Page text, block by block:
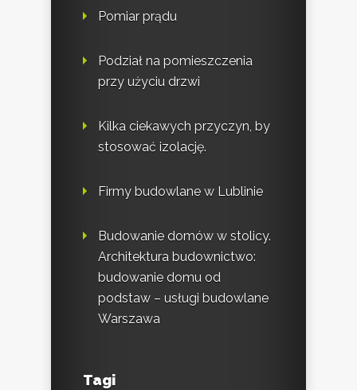
Pomiar prądu
Podział na pomieszczenia
przy użyciu drzwi
Kilka ciekawych przyczyn, by
stosować izolację.
Firmy budowlane w Lublinie
Budowanie domów w stolicy.
Architektura budownictwo:
budowanie domu od
podstaw – usługi budowlane
Warszawa
Tagi